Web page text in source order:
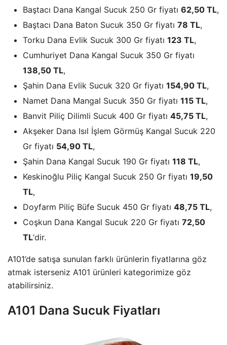
Baştacı Dana Kangal Sucuk 250 Gr fiyatı 62,50 TL,
Baştacı Dana Baton Sucuk 350 Gr fiyatı 78 TL,
Torku Dana Evlik Sucuk 300 Gr fiyatı 123 TL,
Cumhuriyet Dana Kangal Sucuk 350 Gr fiyatı
138,50 TL,
Şahin Dana Evlik Sucuk 320 Gr fiyatı 154,90 TL,
Namet Dana Mangal Sucuk 350 Gr fiyatı 115 TL,
Banvit Piliç Dilimli Sucuk 400 Gr fiyatı 45,75 TL,
Akşeker Dana Isıl İşlem Görmüş Kangal Sucuk 220
Gr fiyatı 54,90 TL,
Şahin Dana Kangal Sucuk 190 Gr fiyatı 118 TL,
Keskinoğlu Piliç Kangal Sucuk 250 Gr fiyatı 19,50
TL,
Doyfarm Piliç Büfe Sucuk 450 Gr fiyatı 48,75 TL,
Coşkun Dana Kangal Sucuk 220 Gr fiyatı 72,50
TL‘dir.
A101’de satışa sunulan farklı ürünlerin fiyatlarına göz
atmak isterseniz A101 ürünleri kategorimize göz
atabilirsiniz.
A101 Dana Sucuk Fiyatları